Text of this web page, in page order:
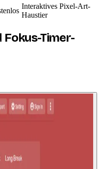
Interaktives Pixel-Art-
Haustier
Fokus-Timer-